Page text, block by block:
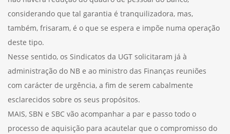
considerando que tal garantia é tranquilizadora, mas,
também, frisaram, é o que se espera e impõe numa operação
deste tipo.
Nesse sentido, os Sindicatos da UGT solicitaram já à
administração do NB e ao ministro das Finanças reuniões
com carácter de urgência, a fim de serem cabalmente
esclarecidos sobre os seus propósitos.
MAIS, SBN e SBC vão acompanhar a par e passo todo o
processo de aquisição para acautelar que o compromisso do